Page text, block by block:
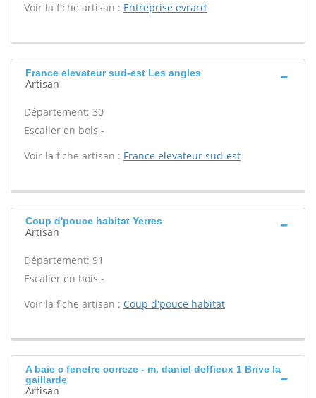
Voir la fiche artisan : Entreprise evrard
France elevateur sud-est Les angles
Artisan
Département: 30
Escalier en bois -
Voir la fiche artisan : France elevateur sud-est
Coup d'pouce habitat Yerres
Artisan
Département: 91
Escalier en bois -
Voir la fiche artisan : Coup d'pouce habitat
A baie c fenetre correze - m. daniel deffieux 1 Brive la
gaillarde
Artisan